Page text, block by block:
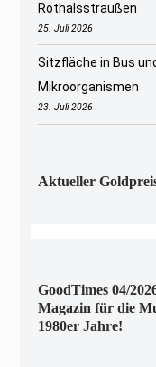
Rothalsstraußen
25. Juli 2026
Sitzfläche in Bus
Mikroorganismen
23. Juli 2026
Aktueller
GoodTimes 04/
Magazin für die
1980er Jahre!